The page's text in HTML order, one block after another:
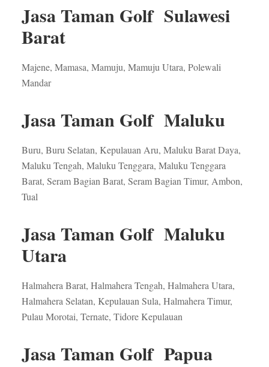
Jasa Taman Golf Sulawesi
Barat
Majene, Mamasa, Mamuju, Mamuju Utara, Polewali
Mandar
Jasa Taman Golf Maluku
Buru, Buru Selatan, Kepulauan Aru, Maluku Barat Daya,
Maluku Tengah, Maluku Tenggara, Maluku Tenggara
Barat, Seram Bagian Barat, Seram Bagian Timur, Ambon,
Tual
Jasa Taman Golf Maluku
Utara
Halmahera Barat, Halmahera Tengah, Halmahera Utara,
Halmahera Selatan, Kepulauan Sula, Halmahera Timur,
Pulau Morotai, Ternate, Tidore Kepulauan
Jasa Taman Golf Papua